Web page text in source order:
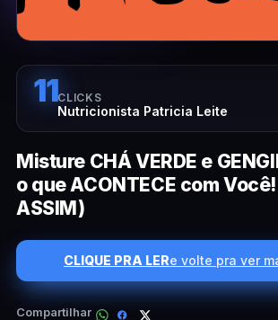
11CLICKS
Nutricionista Patricia Leite
Misture CHÁ VERDE e
o que ACONTECE com
ASSIM)
CLIQUE PRA LERe volte pra ver
Compartilhar